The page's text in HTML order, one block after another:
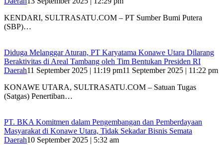
KENDARI, SULTRASATU.COM – PT Sumber Bumi Putera
(SBP)…
Diduga Melanggar Aturan, PT Karyatama Konawe Utara Dilarang
Beraktivitas di Areal Tambang oleh Tim Bentukan Presiden RI
Daerah11 September 2025 | 11:19 pm11 September 2025 | 11:22 pm
KONAWE UTARA, SULTRASATU.COM – Satuan Tugas
(Satgas) Penertiban…
PT. BKA Komitmen dalam Pengembangan dan Pemberdayaan
Masyarakat di Konawe Utara, Tidak Sekadar Bisnis Semata
Daerah10 September 2025 | 5:32 am